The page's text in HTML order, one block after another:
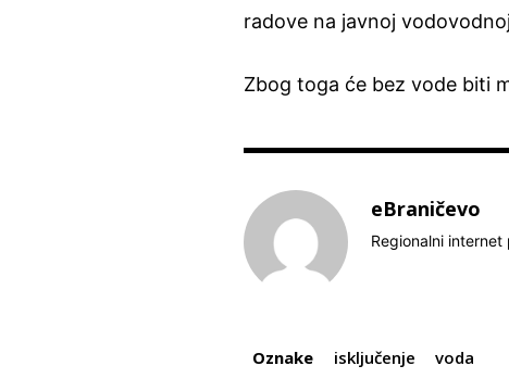
radove na javnoj
Zbog toga će bez vode biti
eBraničevo
Regionalni
Oznake isključenje voda